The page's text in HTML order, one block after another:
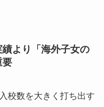
より「海外子女の
要
校数を大きく打ち出す